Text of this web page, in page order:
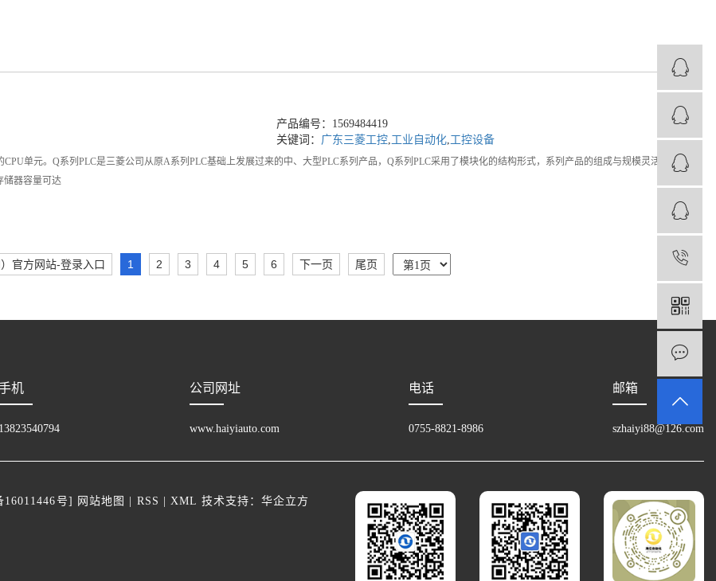
产品编号：1569484419
关键词： 广东三菱工控,工业自动化,工控设备
CPU单元。Q系列PLC是三菱公司从原A系列PLC基础上发展过来的中、大型PLC系列产品，Q系列PLC采用了模块化的结构形式，系列产品的组成与规模灵活可变，
储器容量可达
官方网站-登录入口 1 2 3 4 5 6 下一页 尾页
机
13823540794
公司网址
www.haiyiauto.com
电话
0755-8821-8986
邮箱
szhaiyi88@126.com
16011446号] 网站地图 RSS |XML 技术支持：华企立方